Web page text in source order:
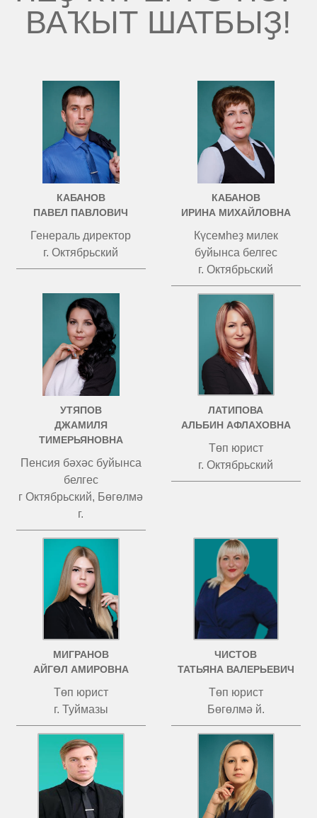
ВАҠЫТ ШАТБЫҘ!
КАБАНОВ
ПАВЕЛ ПАВЛОВИЧ
Генераль директор
г. Октябрьский
КАБАНОВ
ИРИНА МИХАЙЛОВНА
Күсемһеҙ милек
буйынса белгес
г. Октябрьский
УТЯПОВ
ДЖАМИЛЯ
ТИМЕРЬЯНОВНА
Пенсия бәхәс буйынса
белгес
г Октябрьский, Бөгөлмә
г.
ЛАТИПОВА
АЛЬБИН АФЛАХОВНА
Төп юрист
г. Октябрьский
МИГРАНОВ
АЙГӨЛ АМИРОВНА
Төп юрист
г. Туймазы
ЧИСТОВ
ТАТЬЯНА ВАЛЕРЬЕВИЧ
Төп юрист
Бөгөлмә й.